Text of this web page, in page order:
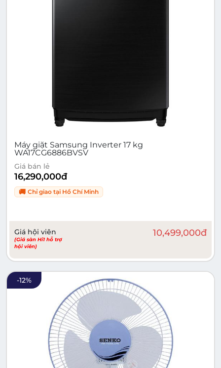
Máy giặt Samsung Inverter 17 kg
WA17CG6886BVSV
Giá bán lẻ
16,290,000đ
🚚 Chỉ giao tại Hồ Chí Minh
Giá hội viên
(Giá sàn Hi1 hỗ trợ
hội viên)
10,499,000đ
-12%